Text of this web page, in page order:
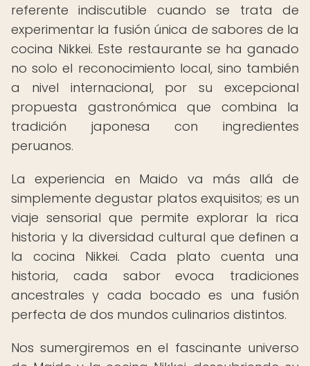
referente indiscutible cuando se trata de
experimentar la fusión única de sabores de la
cocina Nikkei. Este restaurante se ha ganado
no solo el reconocimiento local, sino también
a nivel internacional, por su excepcional
propuesta gastronómica que combina la
tradición japonesa con ingredientes
peruanos.
La experiencia en Maido va más allá de
simplemente degustar platos exquisitos; es un
viaje sensorial que permite explorar la rica
historia y la diversidad cultural que definen a
la cocina Nikkei. Cada plato cuenta una
historia, cada sabor evoca tradiciones
ancestrales y cada bocado es una fusión
perfecta de dos mundos culinarios distintos.
Nos sumergiremos en el fascinante universo